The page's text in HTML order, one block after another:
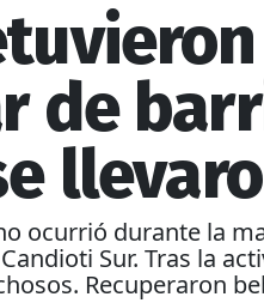
de
ocurrió durante la
Sur. Tras la
Recuperaron